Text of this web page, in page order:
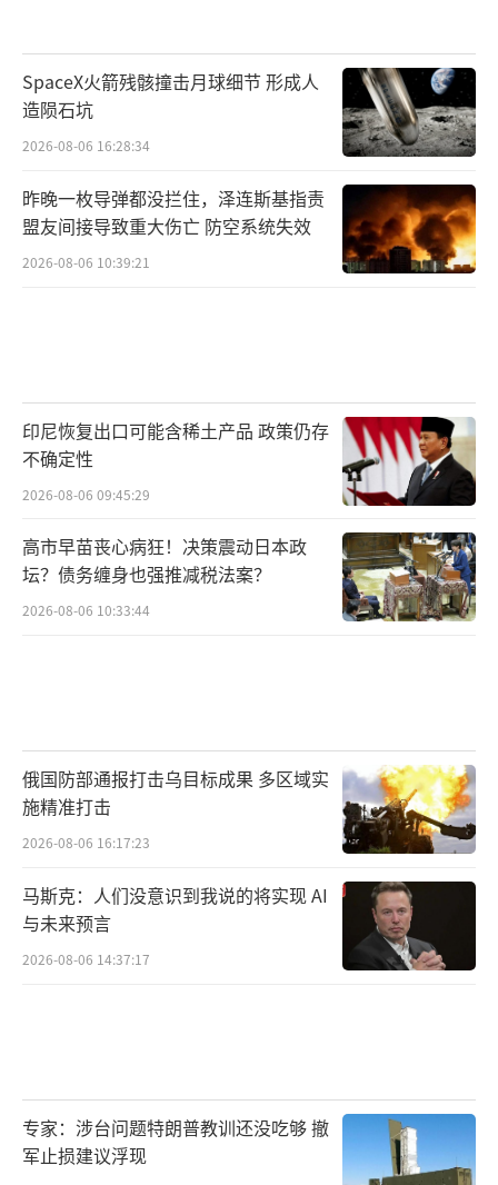
SpaceX火箭残骸撞击月球细节 形成人
造陨石坑
2026-08-06 16:28:34
昨晚一枚导弹都没拦住，泽连斯基指责
盟友间接导致重大伤亡 防空系统失效
2026-08-06 10:39:21
印尼恢复出口可能含稀土产品 政策仍存
不确定性
2026-08-06 09:45:29
高市早苗丧心病狂！决策震动日本政
坛？债务缠身也强推减税法案？
2026-08-06 10:33:44
俄国防部通报打击乌目标成果 多区域实
施精准打击
2026-08-06 16:17:23
马斯克：人们没意识到我说的将实现 AI
与未来预言
2026-08-06 14:37:17
专家：涉台问题特朗普教训还没吃够 撤
军止损建议浮现